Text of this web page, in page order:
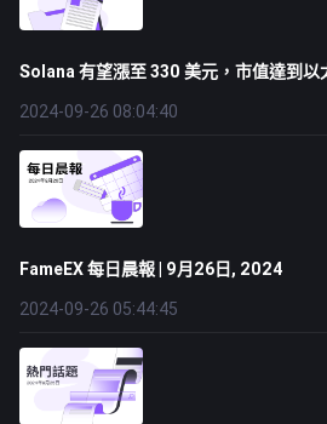
Solana 有望漲至 330 美元，市值達到以
2024-09-26 08:04:40
FameEX 每日晨報 | 9月26日, 2024
2024-09-26 05:44:45